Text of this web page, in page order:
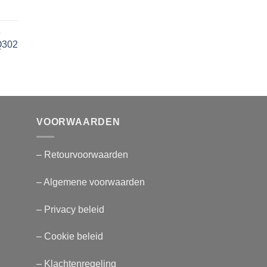
VOORWAARDEN
– Retourvoorwaarden
– Algemene voorwaarden
– Privacy beleid
– Cookie beleid
– Klachtenregeling